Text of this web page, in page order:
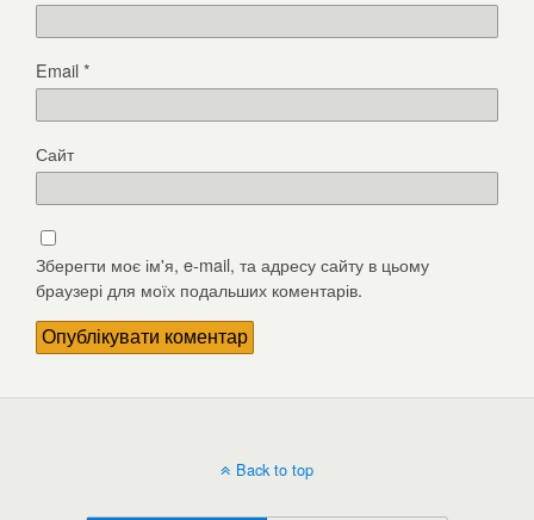
Email*
Сайт
Зберегти моє ім'я, e-mail, та адресу сайту в цьому
браузері для моїх подальших коментарів.
Back to top